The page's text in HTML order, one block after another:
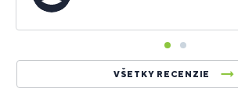
VŠETKY RECENZIE